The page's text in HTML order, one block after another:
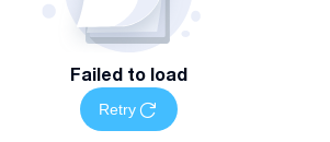
Failed to load
Retry